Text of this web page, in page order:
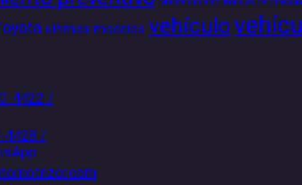
ultimos modelos vehículo
4422 /
4428 /